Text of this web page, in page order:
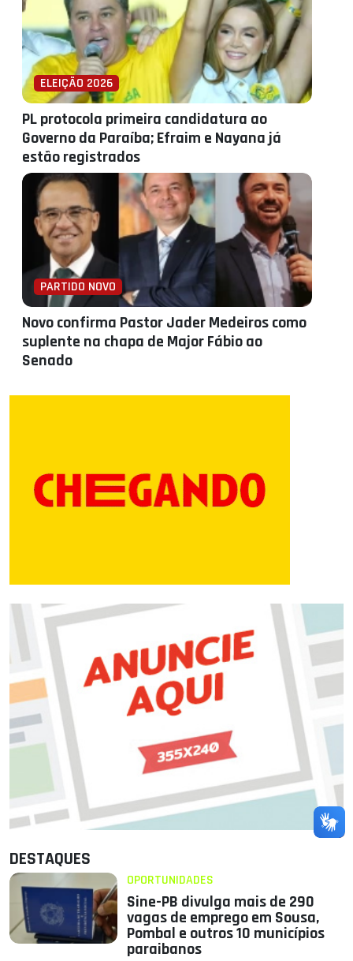
ELEIÇÃO 2026
PL protocola primeira candidatura ao
Governo da Paraíba; Efraim e Nayana já
estão registrados
PARTIDO NOVO
Novo confirma Pastor Jader Medeiros como
suplente na chapa de Major Fábio ao
Senado
DESTAQUES
OPORTUNIDADES
Sine-PB divulga mais de 290
vagas de emprego em Sousa,
Pombal e outros 10 municípios
paraibanos